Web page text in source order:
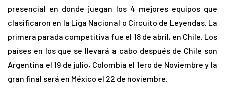
presencial en donde juegan los 4 mejores equipos que
clasificaron en la Liga Nacional o Circuito de Leyendas. La
primera parada competitiva fue el 18 de abril, en Chile. Los
países en los que se llevará a cabo después de Chile son
Argentina el 19 de julio, Colombia el 1ero de Noviembre y la
gran final será en México el 22 de noviembre.